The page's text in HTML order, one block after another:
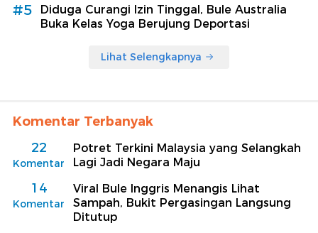
#5
Diduga Curangi Izin Tinggal, Bule Australia
Buka Kelas Yoga Berujung Deportasi
Lihat Selengkapnya
Komentar Terbanyak
22
Komentar
Potret Terkini Malaysia yang Selangkah
Lagi Jadi Negara Maju
14
Komentar
Viral Bule Inggris Menangis Lihat
Sampah, Bukit Pergasingan Langsung
Ditutup